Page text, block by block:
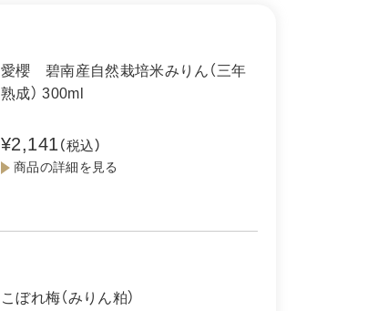
愛櫻 碧南産自然栽培米みりん（三年
熟成） 300ml
¥2,141 （税込）
商品の詳細を見る
こぼれ梅（みりん粕）